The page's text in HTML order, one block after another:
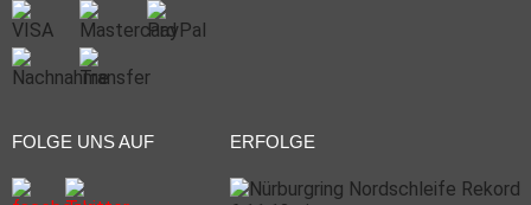
FOLGE UNS AUF ERFOLGE